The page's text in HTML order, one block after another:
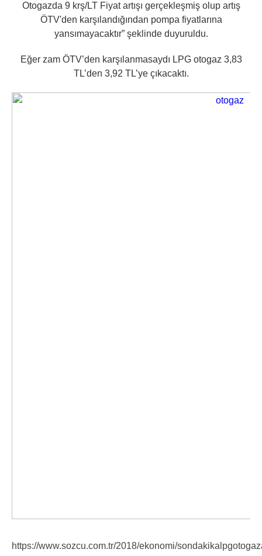
Otogazda 9 krş/LT Fiyat artışı gerçekleşmiş olup artış
ÖTV'den karşılandığından pompa fiyatlarına
yansımayacaktır” şeklinde duyuruldu.
Eğer zam ÖTV’den karşılanmasaydı LPG otogaz 3,83
TL’den 3,92 TL’ye çıkacaktı.
https://www.sozcu.com.tr/2018/ekonomi/